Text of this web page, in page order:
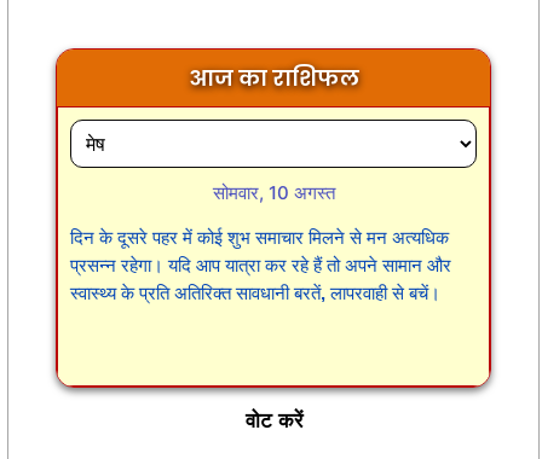
आज का राशिफल
सोमवार, 10 अगस्त
दिन के दूसरे पहर में कोई शुभ समाचार मिलने से मन अत्यधिक
प्रसन्न रहेगा। यदि आप यात्रा कर रहे हैं तो अपने सामान और
स्वास्थ्य के प्रति अतिरिक्त सावधानी बरतें, लापरवाही से बचें।
वोट करें